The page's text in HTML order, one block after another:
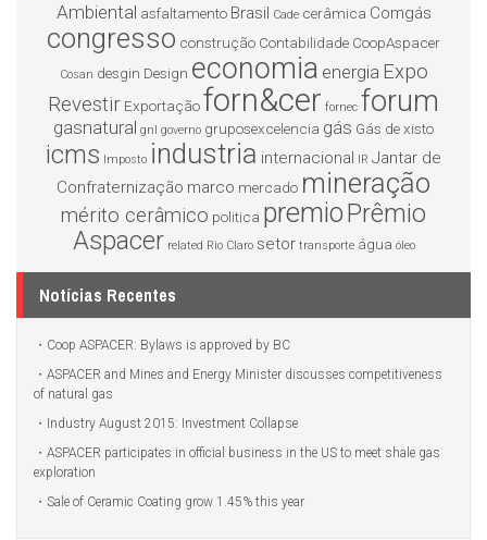
Ambiental asfaltamento Brasil Cade cerâmica Comgás
congresso construção Contabilidade CoopAspacer
Cosan desgin Design economia energia Expo
Revestir Exportaçãoforn&cer fornec forum
gasnatural gnl governo gruposexcelencia gás Gás de xisto
icms Imposto industria internacional IR Jantar de
Confraternização marco mercado mineração
mérito cerâmico politica premioPrêmio
Aspacer related Rio Claro setor transporte água óleo
Notícias Recentes
Coop ASPACER: Bylaws is approved by BC
ASPACER and Mines and Energy Minister discusses competitiveness
of natural gas
Industry August 2015: Investment Collapse
ASPACER participates in official business in the US to meet shale gas
exploration
Sale of Ceramic Coating grow 1.45% this year